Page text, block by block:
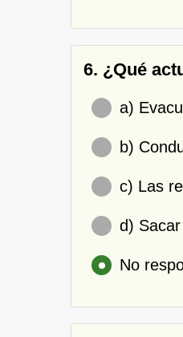
6. ¿Qué
a)
b)
c) Las
d)
No